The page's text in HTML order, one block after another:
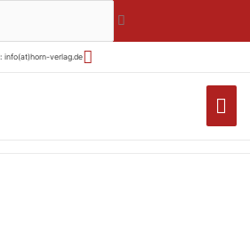
info(at)horn-verlag.de